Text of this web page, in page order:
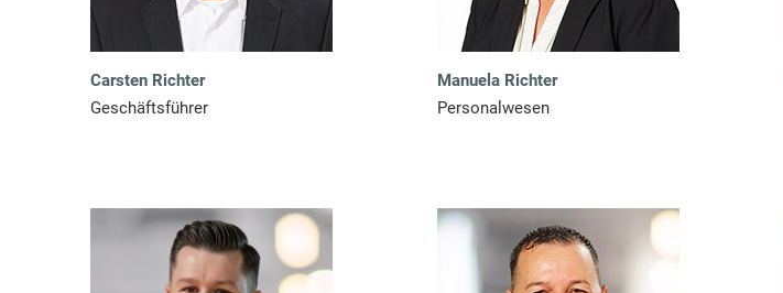
Carsten Richter
Geschäftsführer
Manuela Richter
Personalwesen